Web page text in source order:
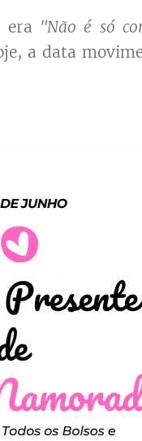
era "Não é só
a data